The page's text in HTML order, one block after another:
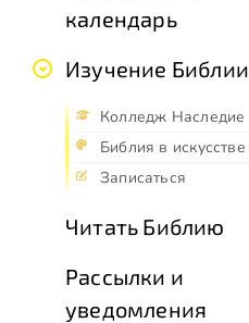
календарь
Изучение Библии
Колледж Наследие
Библия в искусстве
Записаться
Читать Библию
Рассылки и
уведомления